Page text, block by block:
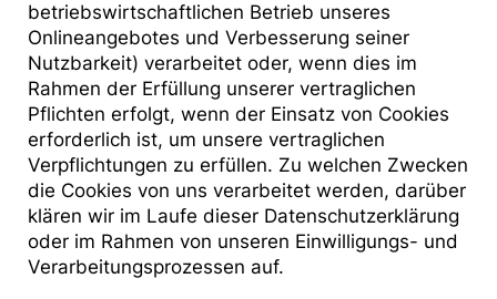
betriebswirtschaftlichen Betrieb unseres
Onlineangebotes und Verbesserung seiner
Nutzbarkeit) verarbeitet oder, wenn dies im
Rahmen der Erfüllung unserer vertraglichen
Pflichten erfolgt, wenn der Einsatz von Cookies
erforderlich ist, um unsere vertraglichen
Verpflichtungen zu erfüllen. Zu welchen Zwecken
die Cookies von uns verarbeitet werden, darüber
klären wir im Laufe dieser Datenschutzerklärung
oder im Rahmen von unseren Einwilligungs- und
Verarbeitungsprozessen auf.